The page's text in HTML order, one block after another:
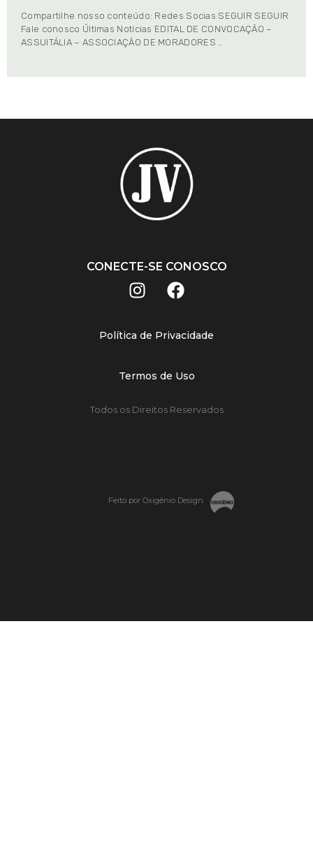
Compartilhe nosso conteúdo: Redes Socias SEGUIR SEGUIR
Fale conosco Últimas Notícias EDITAL DE CONVOCAÇÃO –
ASSUITÁLIA – ASSOCIAÇÃO DE MORADORES …
CONECTE-SE CONOSCO
Política de Privacidade
Termos de Uso
Todos os Direitos Reservados
Feito por Oxigênio Design